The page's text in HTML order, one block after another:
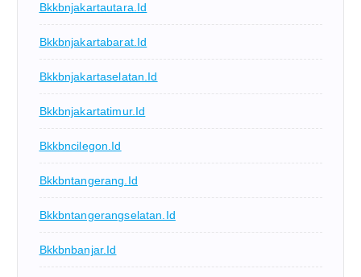
Bkkbnjakartautara.id
Bkkbnjakartabarat.id
Bkkbnjakartaselatan.id
Bkkbnjakartatimur.id
Bkkbncilegon.id
Bkkbntangerang.id
Bkkbntangerangselatan.id
Bkkbnbanjar.id